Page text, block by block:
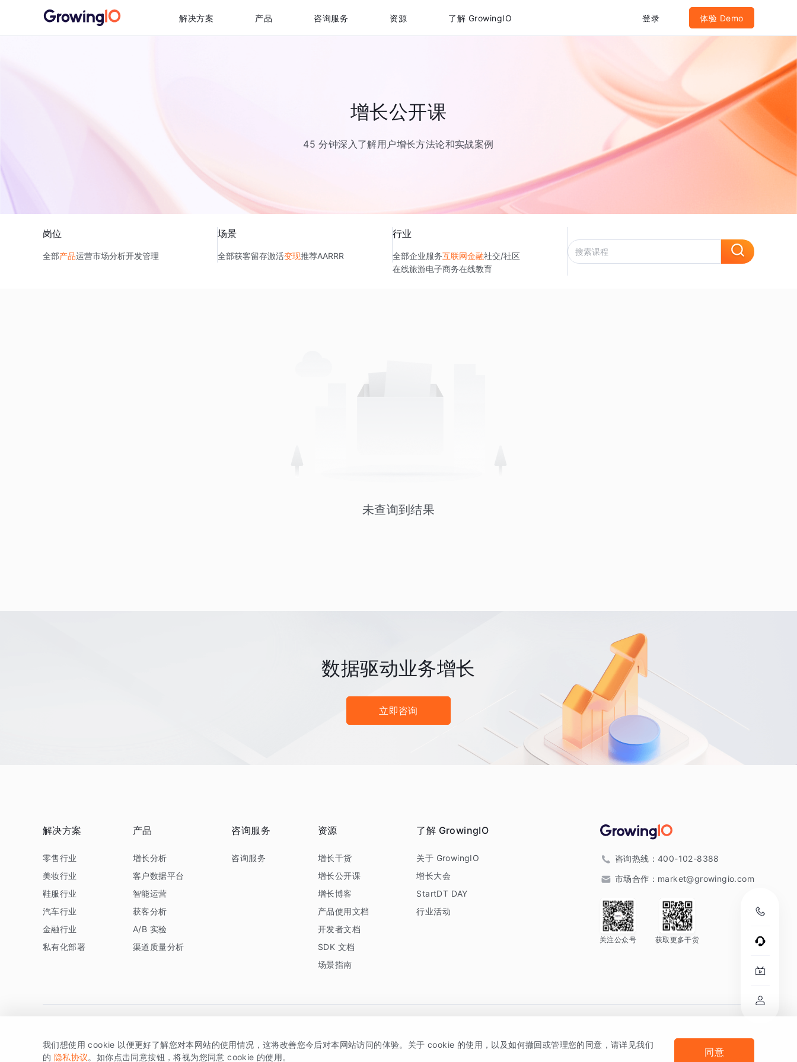
解决方案 产品 咨询服务 资源 了解 GrowingIO 登录 体验 Demo
增长公开课
45 分钟深入了解用户增长方法论和实战案例
岗位
全部产品运营市场分析开发管理
场景
全部获客留存激活变现推荐AARRR
行业
全部企业服务互联网金融社交/社区
在线旅游电子商务在线教育
未查询到结果
数据驱动业务增长
立即咨询
解决方案
零售行业
美妆行业
鞋服行业
汽车行业
金融行业
私有化部署
产品
增长分析
客户数据平台
智能运营
获客分析
A/B 实验
渠道质量分析
咨询服务
咨询服务
资源
增长干货
增长公开课
增长博客
产品使用文档
开发者文档
SDK 文档
场景指南
了解 GrowingIO
关于 GrowingIO
增长大会
StartDT DAY
行业活动
咨询热线： 400-102-8388
市场合作： market@growingio.com
关注公众号 获取更多干货
版权所有 © 北京易数科技有限公司SDK相关说明 京ICP备15038330号 法律声明及隐私条款
我们想使用 cookie 以便更好了解您对本网站的使用情况，这将改善您今后对本网站访问的体验。关于 cookie 的使用，以及如何撤回或管理您的同意，请详见我们
的 隐私协议。如你点击同意按钮，将视为您同意 cookie 的使用。 同意